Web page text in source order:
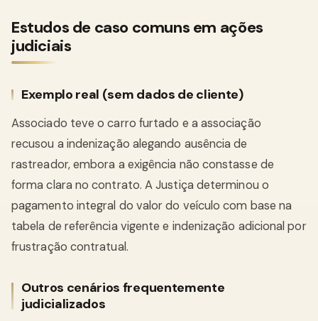
Estudos de caso comuns em ações
judiciais
Exemplo real (sem dados de cliente)
Associado teve o carro furtado e a associação
recusou a indenização alegando ausência de
rastreador, embora a exigência não constasse de
forma clara no contrato. A Justiça determinou o
pagamento integral do valor do veículo com base na
tabela de referência vigente e indenização adicional por
frustração contratual.
Outros cenários frequentemente
judicializados